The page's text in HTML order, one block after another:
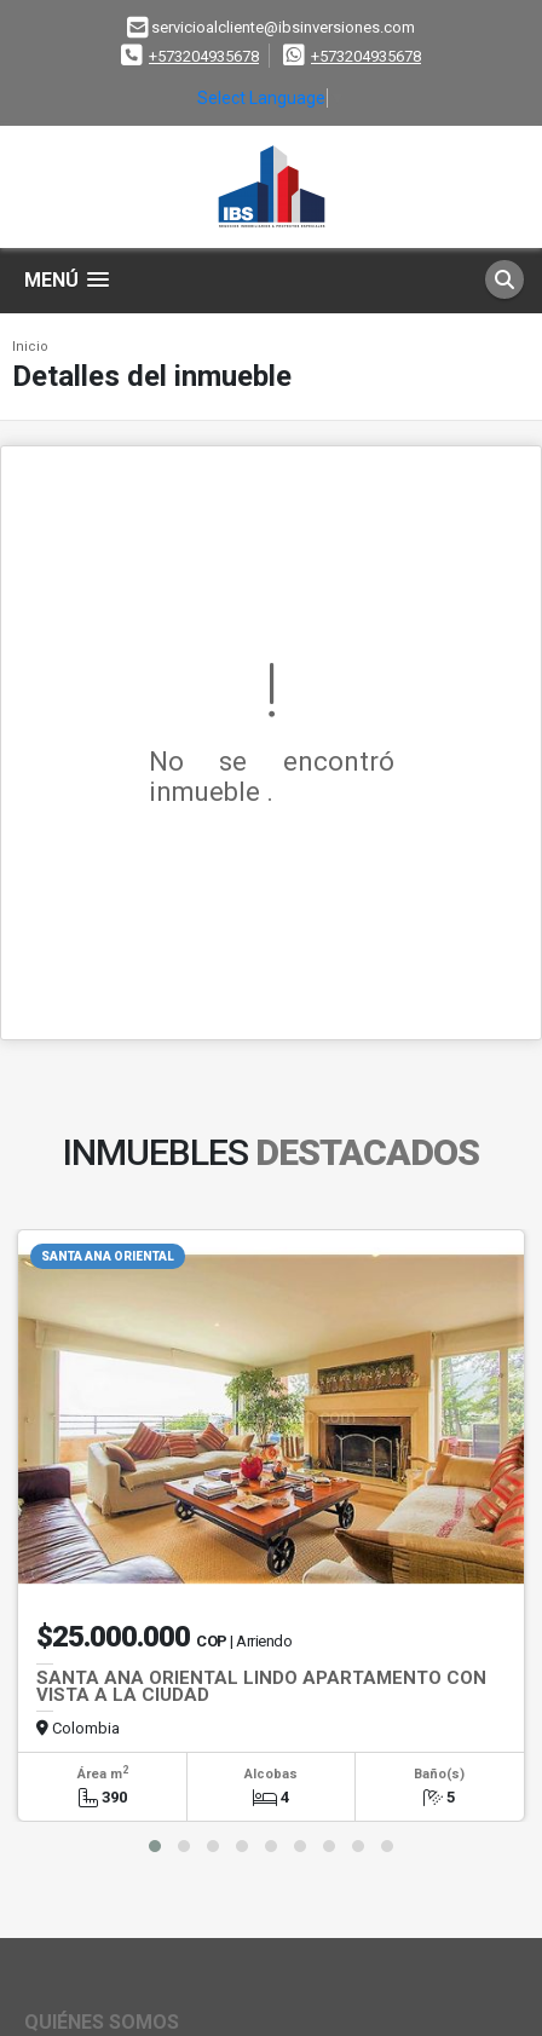
servicioalcliente@ibsinversiones.com
+573204935678
+573204935678
Select Language
MENÚ
Inicio
Detalles del inmueble
No se encontró
inmueble .
INMUEBLES DESTACADOS
SANTA ANA ORIENTAL
$25.000.000 COP | Arriendo
SANTA ANA ORIENTAL LINDO APARTAMENTO CON
VISTA A LA CIUDAD
Colombia
Área m2
390
Alcobas
4
Baño(s)
5
QUIÉNES SOMOS